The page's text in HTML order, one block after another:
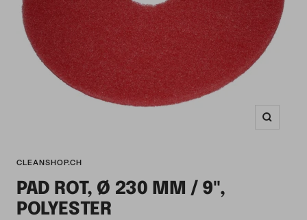
Zoom
CLEANSHOP.CH
PAD ROT, Ø 230 MM / 9",
POLYESTER